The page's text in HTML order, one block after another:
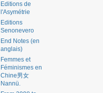
Editions de
l'Asymétrie
Editions
Senonevero
End Notes (en
anglais)
Femmes et
Féminismes en
Chine男女
Nannü.